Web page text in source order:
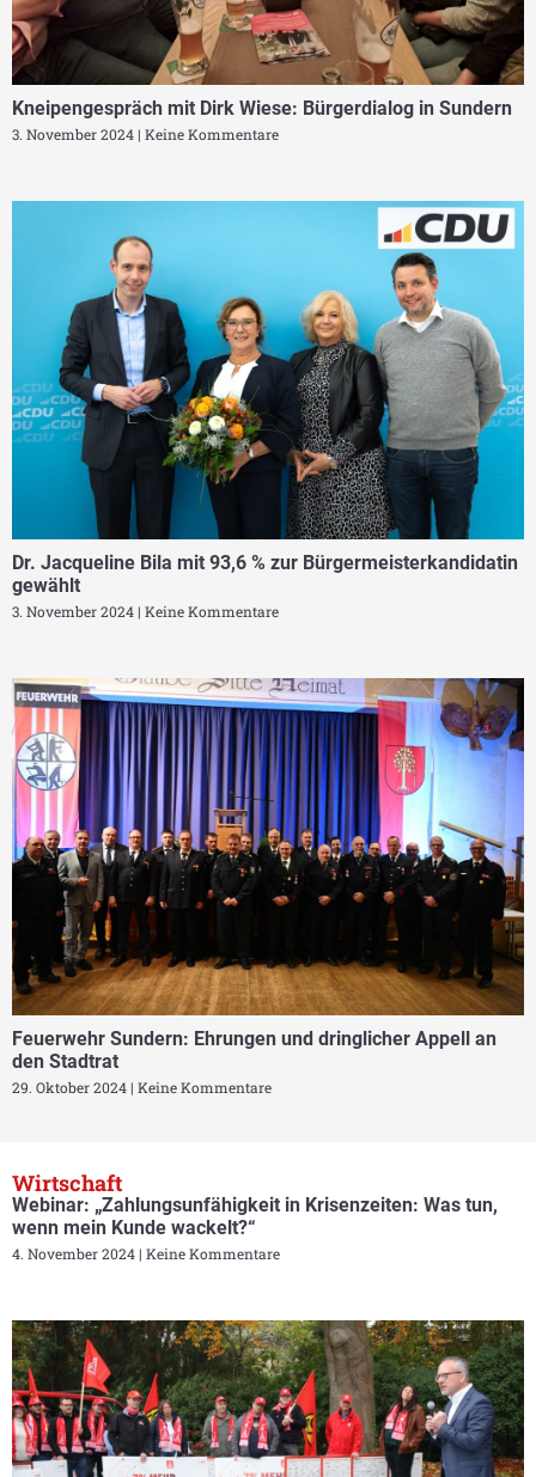
Kneipengespräch mit Dirk Wiese: Bürgerdialog in Sundern
3. November 2024 Keine Kommentare
Dr. Jacqueline Bila mit 93,6 % zur Bürgermeisterkandidatin
gewählt
3. November 2024 Keine Kommentare
Feuerwehr Sundern: Ehrungen und dringlicher Appell an
den Stadtrat
29. Oktober 2024 Keine Kommentare
Wirtschaft
Webinar: „Zahlungsunfähigkeit in Krisenzeiten: Was tun,
wenn mein Kunde wackelt?“
4. November 2024 Keine Kommentare